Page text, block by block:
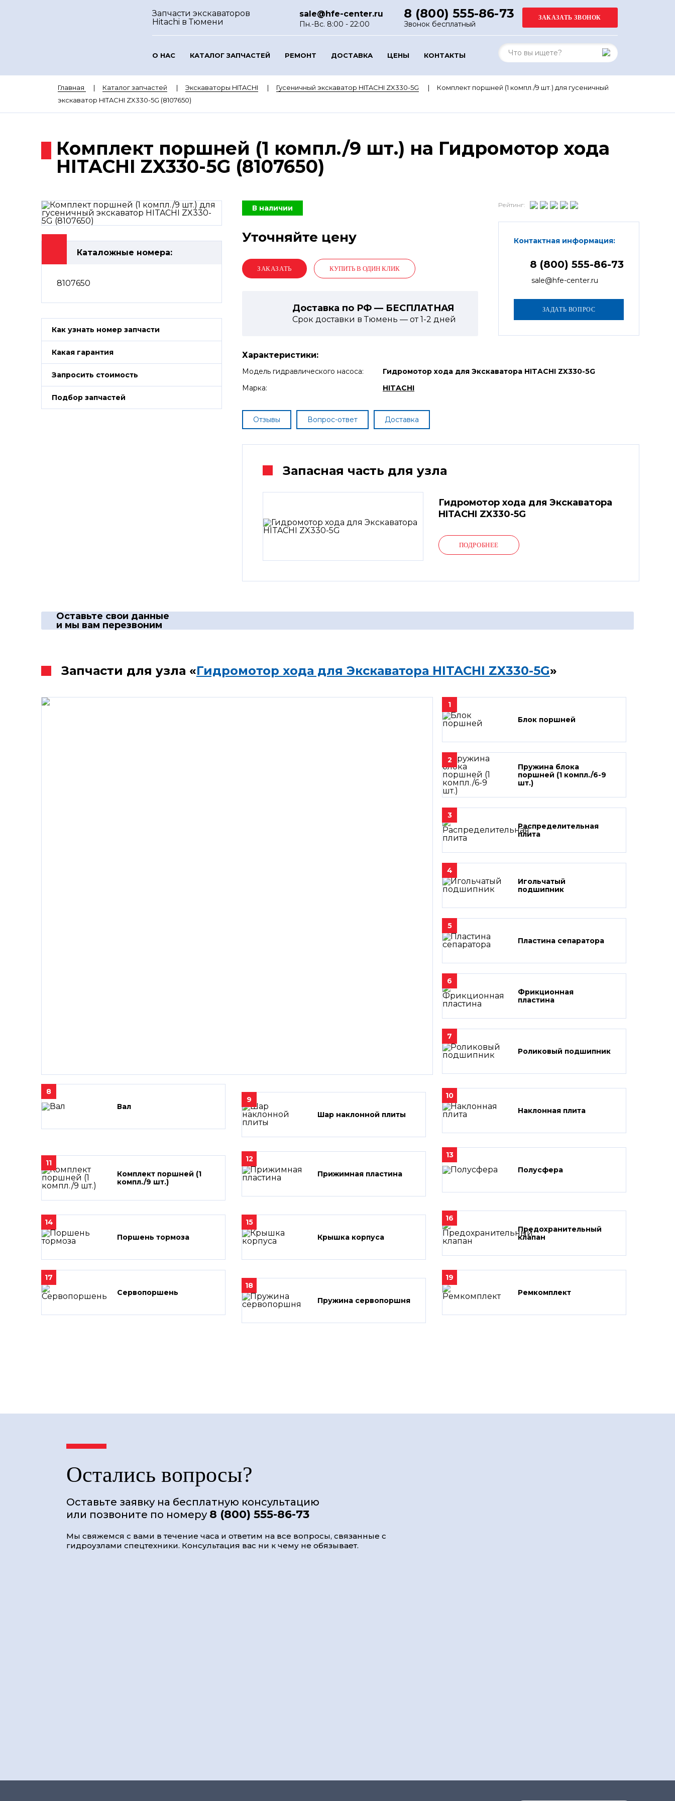
Запчасти экскаваторов
Hitachi в Тюмени
sale@hfe-center.ru
Пн.-Вс. 8:00 - 22:00
8 (800) 555-86-73
Звонок бесплатный
О НАС КАТАЛОГ ЗАПЧАСТЕЙ РЕМОНТ ДОСТАВКА ЦЕНЫ КОНТАКТЫ
Главная Каталог запчастей Экскаваторы HITACHI Гусеничный экскаватор HITACHI ZX330-5G
Комплект поршней (1 компл./9 шт.) для гусеничный
экскаватор HITACHI ZX330-5G (8107650)
Комплект поршней (1 компл./9 шт.) на Гидромотор хода
HITACHI ZX330-5G (8107650)
Каталожные номера:
8107650
Как узнать номер запчасти
Какая гарантия
Запросить стоимость
Подбор запчастей
В наличии
Уточняйте цену
КУПИТЬ В ОДИН КЛИК
Доставка по РФ — БЕСПЛАТНАЯ
Срок доставки в Тюмень — от1-2 дней
Рейтинг:
Контактная информация:
8 (800) 555-86-73
sale@hfe-center.ru
Характеристики:
Модель гидравлического насоса:
Гидромотор хода для Экскаватора HITACHI ZX330-5G
Марка:
HITACHI
Отзывы Вопрос-ответ Доставка
Запасная часть для узла
Гидромотор хода для Экскаватора
HITACHI ZX330-5G
ПОДРОБНЕЕ
Оставьте свои данные
и мы вам перезвоним
Запчасти для узла «Гидромотор хода для Экскаватора HITACHI ZX330-5G»
1
Блок поршней
2
Пружина блока
поршней (1 компл./6-9
шт.)
3
Распределительная
плита
4
Игольчатый
подшипник
5
Пластина сепаратора
6
Фрикционная
пластина
7
Роликовый подшипник
8
Вал
9
Шар наклонной плиты
10
Наклонная плита
11
Комплект поршней (1
компл./9 шт.)
12
Прижимная пластина
13
Полусфера
14
Поршень тормоза
15
Крышка корпуса
16
Предохранительный
клапан
17
Сервопоршень
18
Пружина сервопоршня
19
Ремкомплект
Остались вопросы?
Оставьте заявку на бесплатную консультацию
или позвоните по номеру 8 (800) 555-86-73
Мы свяжемся с вами в течение часа и ответим на все вопросы, связанные с
гидроузлами спецтехники. Консультация вас ни к чему не обязывает.